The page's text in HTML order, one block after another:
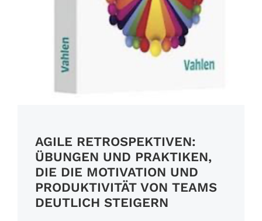
AGILE RETROSPEKTIVEN:
ÜBUNGEN UND PRAKTIKEN,
DIE DIE MOTIVATION UND
PRODUKTIVITÄT VON TEAMS
DEUTLICH STEIGERN